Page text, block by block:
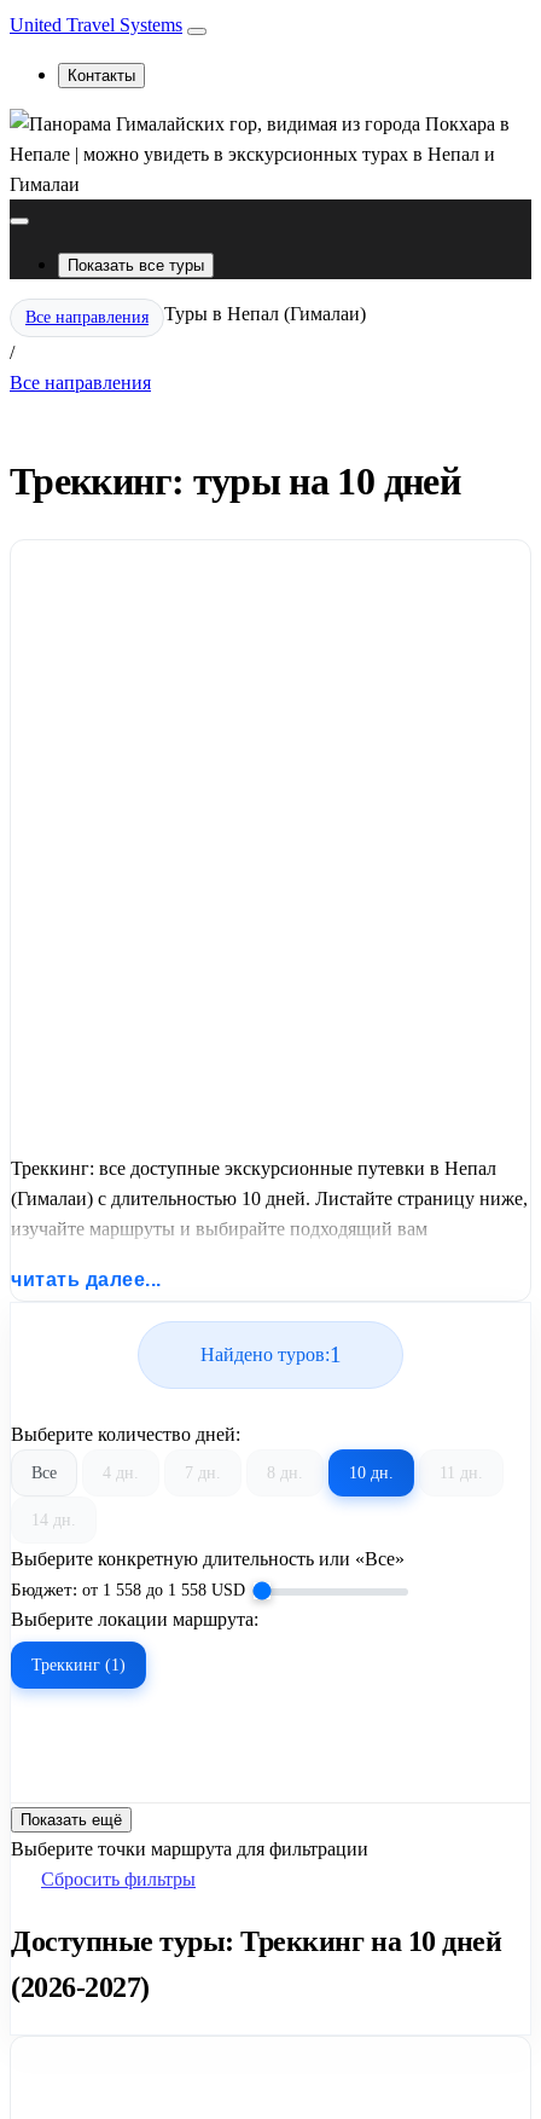
United Travel Systems
Контакты
Показать все туры
Все направления
/
Туры в Непал (Гималаи)
Все направления
Треккинг: туры на 10 дней
Треккинг: все доступные экскурсионные путевки в Непал
(Гималаи) с длительностью 10 дней. Листайте страницу ниже,
изучайте маршруты и выбирайте подходящий вам
United Travel Systems.
читать далее...
Найдено туров:1
Выберите количество дней:
Все 4 дн. 7 дн. 8 дн. 10 дн. 11 дн.
14 дн.
Выберите конкретную длительность или «Все»
Бюджет: от 1 558 до 1 558 USD
Выберите локации маршрута:
Треккинг (1)
Показать ещё
Выберите точки маршрута для фильтрации
Сбросить фильтры
Доступные туры: Треккинг на 10 дней
(2026-2027)